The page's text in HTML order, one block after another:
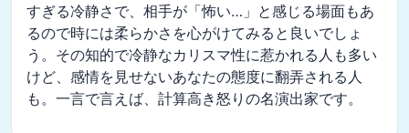
すぎる冷静さで、相手が「怖い…」と感じる場面もあ
るので時には柔らかさを心がけてみると良いでしょ
う。その知的で冷静なカリスマ性に惹かれる人も多い
けど、感情を見せないあなたの態度に翻弄される人
も。一言で言えば、計算高き怒りの名演出家です。